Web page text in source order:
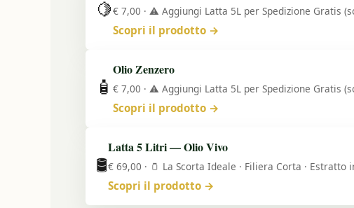
🍋€ 7,00 · ⚠️ Aggiungi Latta 5L per Spedizione Gratis
Scopri il prodotto →
🧴
Olio Zenzero
€ 7,00 · ⚠️ Aggiungi Latta 5L per Spedizione Gratis
Scopri il prodotto →
🛢️
Latta 5 Litri — Olio Vivo
€ 69,00 · 🫙 La Scorta Ideale · Filiera Corta · Estratto
Scopri il prodotto →